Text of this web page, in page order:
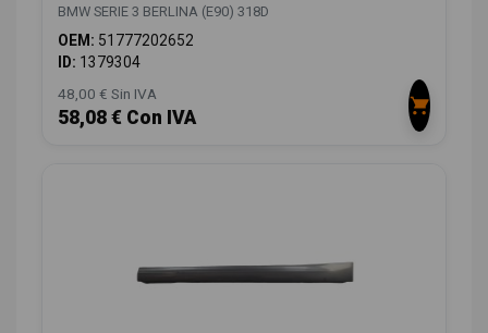
BMW SERIE 3 BERLINA (E90) 318D
OEM: 51777202652
ID: 1379304
48,00 € Sin IVA
58,08 € Con IVA